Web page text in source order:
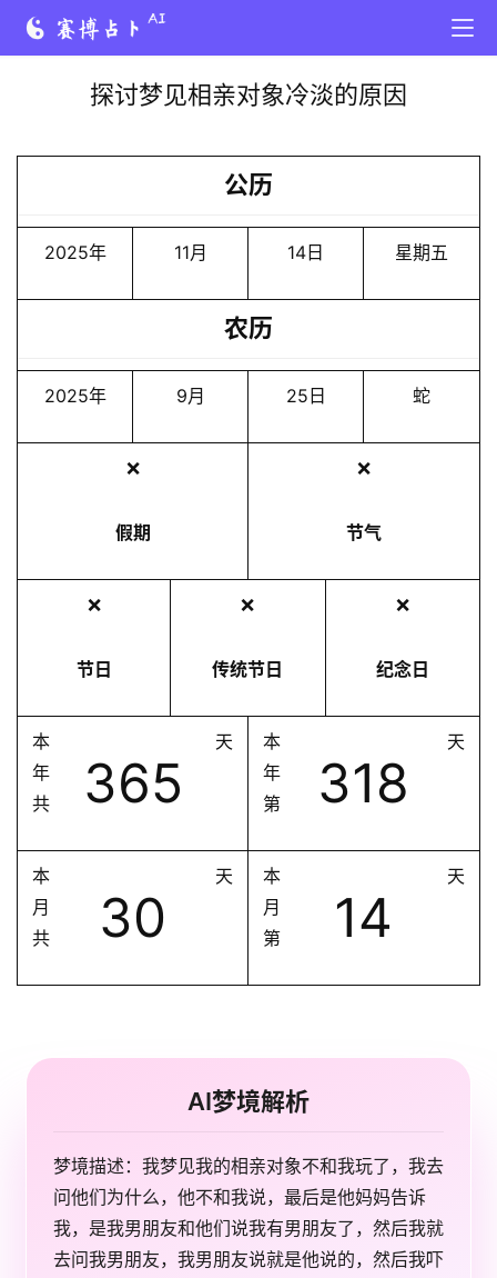
探讨梦见相亲对象冷淡的原因
公历
2025年 11月 14日 星期五
农历
2025年 9月 25日 蛇
❌
假期
❌
节气
❌
节日
❌
传统节日
❌
纪念日
本
年
共
365
天
本
年
第
318
天
本
月
共
30
天
本
月
第
14
天
AI梦境解析
梦境描述：我梦见我的相亲对象不和我玩了，我去
问他们为什么，他不和我说，最后是他妈妈告诉
我，是我男朋友和他们说我有男朋友了，然后我就
去问我男朋友，我男朋友说就是他说的，然后我吓